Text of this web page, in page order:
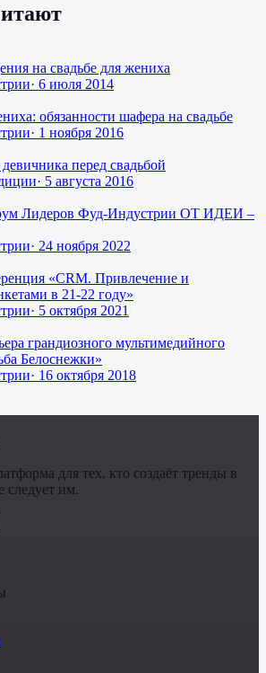
на свадьбе для жениха
· 6 июля 2014
обязанности шафера на свадьбе
· 1 ноября 2016
перед свадьбой
· 5 августа 2016
Лидеров Фуд-Индустрии ОТ ИДЕИ –
· 24 ноября 2022
«CRM. Привлечение и
в 21-22 году»
· 5 октября 2021
грандиозного мультимедийного
Белоснежки»
· 16 октября 2018
для тех, кто создаёт тренды в
следует им.